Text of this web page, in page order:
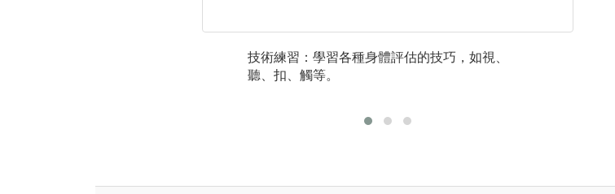
技術練習：學習各種身體評估的技巧，如視、
聽、扣、觸等。